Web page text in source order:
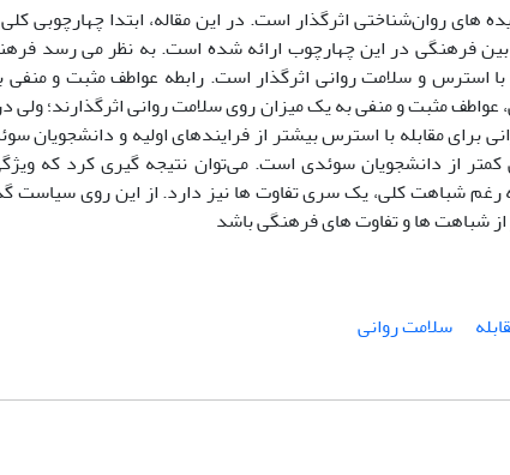
روان‌شناختی اثرگذار است. در این مقاله، ابتدا چهارچوبی
فرهنگی در این چهارچوب ارائه شده است. به نظر می رسد
با استرس و سلامت روانی اثرگذار است. رابطه عواطف مثبت و
مثبت و منفی به یک میزان روی سلامت روانی اثرگذارند؛
برای مقابله با استرس بیشتر از فرایندهای اولیه و دانشجویان
از دانشجویان سوئدی است. می‌توان نتیجه گیری کرد که
شباهت کلی، یک سری تفاوت ها نیز دارد. از این روی سیاست
از شباهت ها و تفاوت های فرهنگی باشد
سلامت روانی